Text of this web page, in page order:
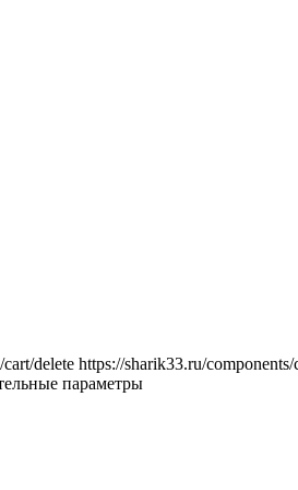
/cart/delete https://sharik33.ru/
параметры